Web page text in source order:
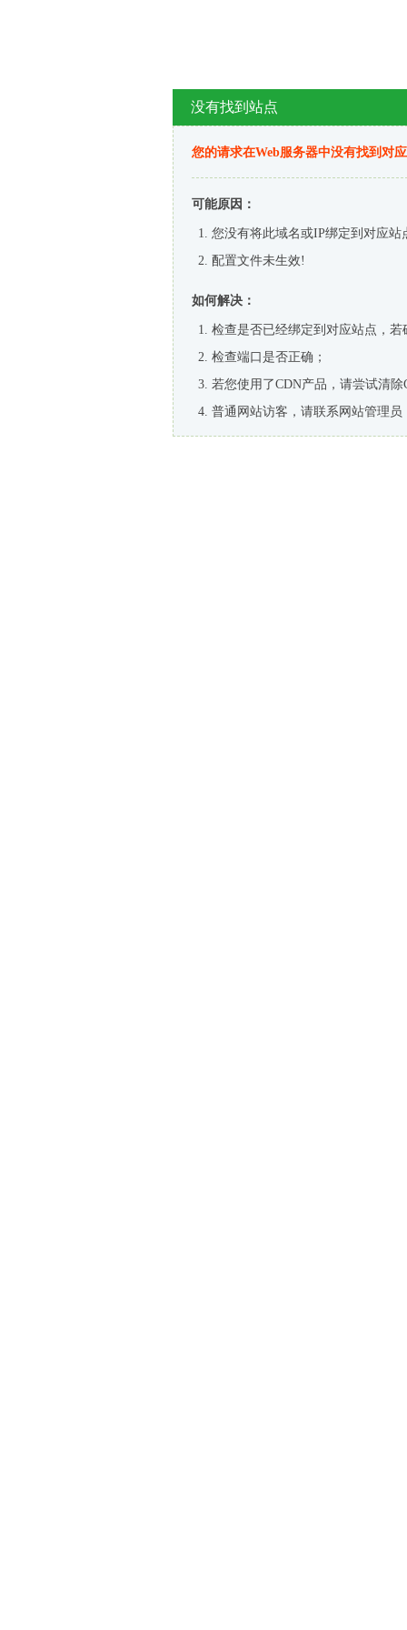
没有找到站点
您的请求在Web服务器中没有找到对
可能原因：
您没有将此域名或IP绑定到对应站
配置文件未生效!
如何解决：
检查是否已经绑定到对应站点，
检查端口是否正确；
若您使用了CDN产品，请尝试清除
普通网站访客，请联系网站管理员